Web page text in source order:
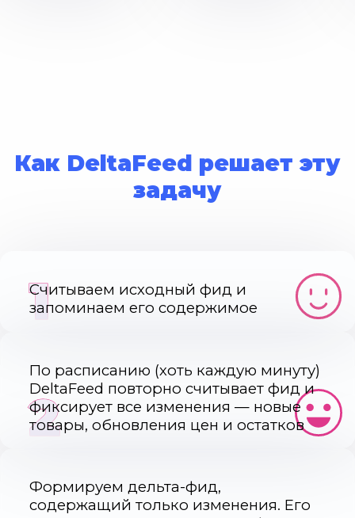
Как DeltaFeed решает эту
задачу
Считываем исходный фид и
запоминаем его содержимое
1
По расписанию (хоть каждую минуту)
DeltaFeed повторно считывает фид и
фиксирует все изменения — новые
товары, обновления цен и остатков
2
Формируем дельта-фид,
содержащий только изменения. Его